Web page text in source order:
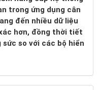
trong ứng dụng cân
đến nhiều dữ liệu
hơn, đồng thời tiết
so với các bộ hiển